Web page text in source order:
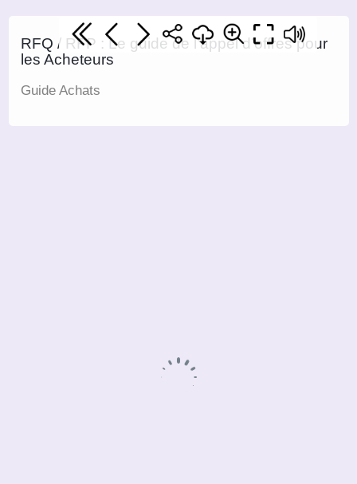
RFQ / RFP : Le guide de l’appel d’offres pour
les Acheteurs
Guide Achats